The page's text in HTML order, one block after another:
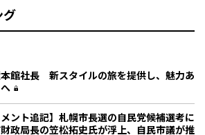
グ
館社長 新スタイルの旅を提供し、魅力あ
メント追記】札幌市長選の自民党候補選考に
政局長の笠松拓史氏が浮上、自民市議が推